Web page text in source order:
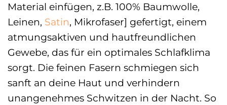
Material einfügen, z.B. 100% Baumwolle,
Leinen, Satin, Mikrofaser] gefertigt, einem
atmungsaktiven und hautfreundlichen
Gewebe, das für ein optimales Schlafklima
sorgt. Die feinen Fasern schmiegen sich
sanft an deine Haut und verhindern
unangenehmes Schwitzen in der Nacht. So